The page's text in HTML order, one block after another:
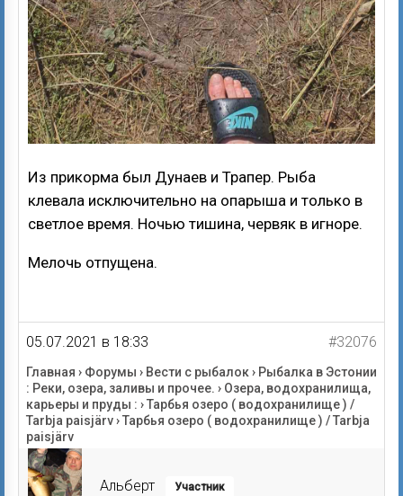
Из прикорма был Дунаев и Трапер. Рыба
клевала исключительно на опарыша и только в
светлое время. Ночью тишина, червяк в игноре.
Мелочь отпущена.
05.07.2021 в 18:33 #32076
Главная › Форумы › Вести с рыбалок› Рыбалка в Эстонии
: Реки, озера, заливы и прочее. › Озера, водохранилища,
карьеры и пруды : ›Тарбья озеро ( водохранилище ) /
Tarbja paisjärv›Тарбья озеро ( водохранилище ) / Tarbja
paisjärv
Альберт Участник